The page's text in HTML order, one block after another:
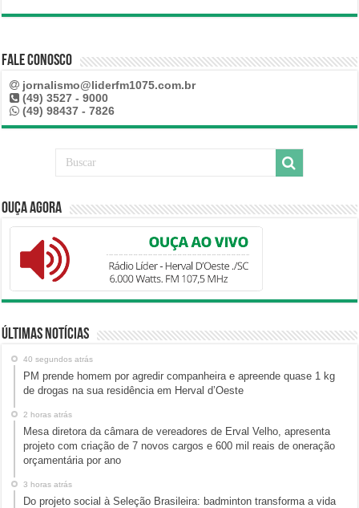
Fale Conosco
jornalismo@liderfm1075.com.br
(49) 3527 - 9000
(49) 98437 - 7826
Ouça Agora
Últimas Notícias
40 segundos atrás
PM prende homem por agredir companheira e apreende quase 1 kg
de drogas na sua residência em Herval d’Oeste
2 horas atrás
Mesa diretora da câmara de vereadores de Erval Velho, apresenta
projeto com criação de 7 novos cargos e 600 mil reais de oneração
orçamentária por ano
3 horas atrás
Do projeto social à Seleção Brasileira: badminton transforma a vida